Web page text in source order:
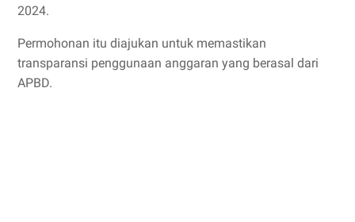
2024.
Permohonan itu diajukan untuk memastikan
transparansi penggunaan anggaran yang berasal dari
APBD.